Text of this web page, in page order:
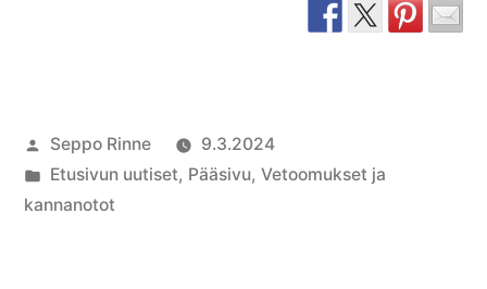
Artikkelin
julkaisija
on
Seppo Rinne
9.3.2024
Julkaistu
kategoriassa
Etusivun uutiset, Pääsivu, Vetoomukset ja
kannanotot